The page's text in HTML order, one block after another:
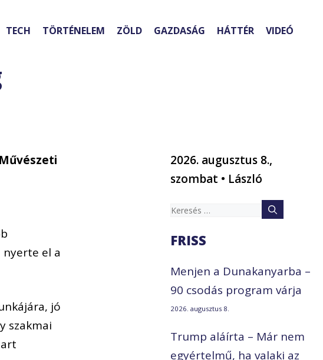
TECH TÖRTÉNELEM ZÖLD GAZDASÁG HÁTTÉR VIDEÓ
el a
jó
szakmai
2026. augusztus 8.,
szombat • László
Keresés:
FRISS
Menjen a Dunakanyarba –
90 csodás program várja
2026. augusztus 8.
Trump aláírta – Már nem
egyértelmű, ha valaki az